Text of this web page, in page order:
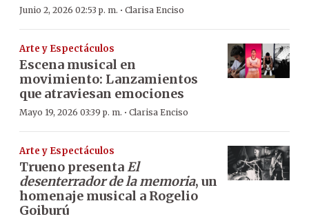
Junio 2, 2026 02:53 p. m. · Clarisa Enciso
Arte y Espectáculos
Escena musical en
movimiento: Lanzamientos
que atraviesan emociones
Mayo 19, 2026 03:39 p. m. · Clarisa Enciso
Arte y Espectáculos
Trueno presentaEl
desenterrador de la memoria, un
homenaje musical a Rogelio
Goiburú